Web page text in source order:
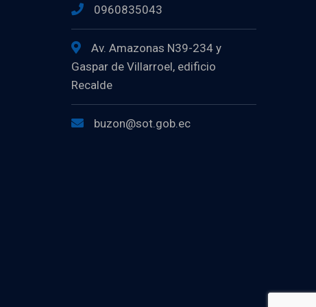
0960835043
Av. Amazonas N39-234 y
Gaspar de Villarroel, edificio
Recalde
buzon@sot.gob.ec